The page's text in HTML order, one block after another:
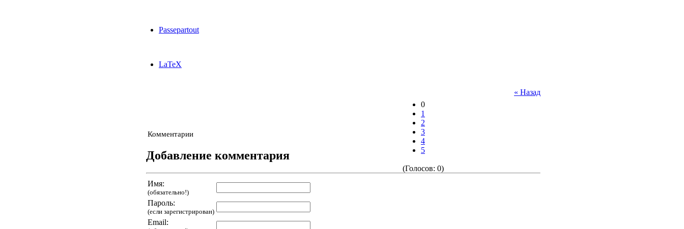
Passepartout
LaTeX
0
1
2
3
4
5
(Голосов: 0)
« Назад
Комментарии
Добавление комментария
Имя:
(обязательно!)
Пароль:
(если зарегистрирован)
Email: